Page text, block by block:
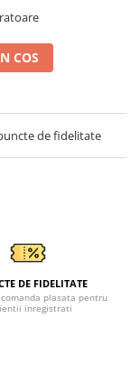
COS
de fidelitate
DE FIDELITATE
plasata pentru
inregistrati